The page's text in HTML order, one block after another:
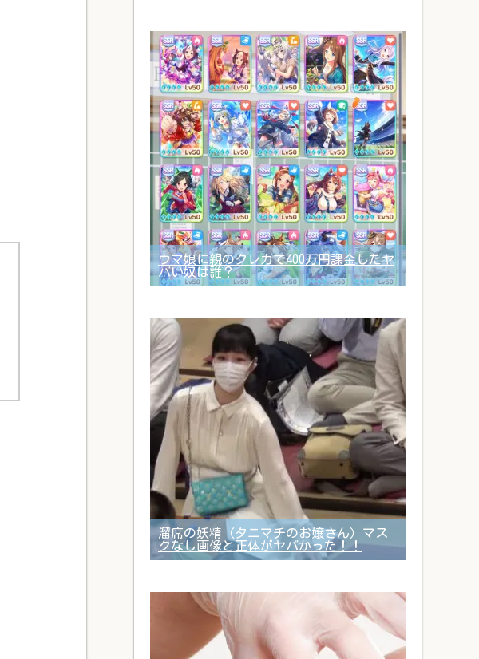
ウマ娘に親のクレカで400万円課金したヤ
バい奴は誰？
溜席の妖精（タニマチのお嬢さん）マス
クなし画像と正体がヤバかった！！